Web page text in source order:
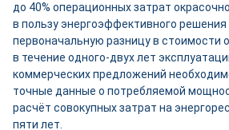
до 40% операционных затрат
в пользу энергоэффективного решения
первоначальную разницу в стоимости
в течение одного-двух лет
коммерческих предложений
точные данные о потребляемой
расчёт совокупных затрат на
пяти лет.